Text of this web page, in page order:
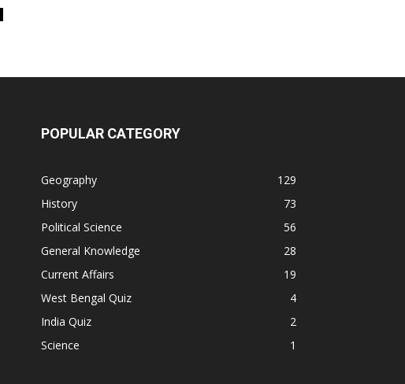
POPULAR CATEGORY
Geography
129
History
73
Political Science
56
General Knowledge
28
Current Affairs
19
West Bengal Quiz
4
India Quiz
2
Science
1